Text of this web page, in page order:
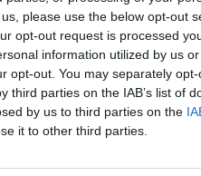
please use the below opt-out
opt-out request is processed
information utilized by us
opt-out. You may separately
parties on the IAB’s list of
by us to third parties on the
it to other third parties.
kínál – mondta Jan
nak adott interjújában.
és tömeggyártás
Emellett kitért a
például az
A 3D